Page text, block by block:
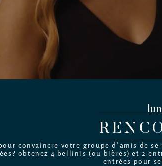
convaincre votre groupe d’amis de
obtenez 4 bellinis (ou bières) et 2
entrées pour